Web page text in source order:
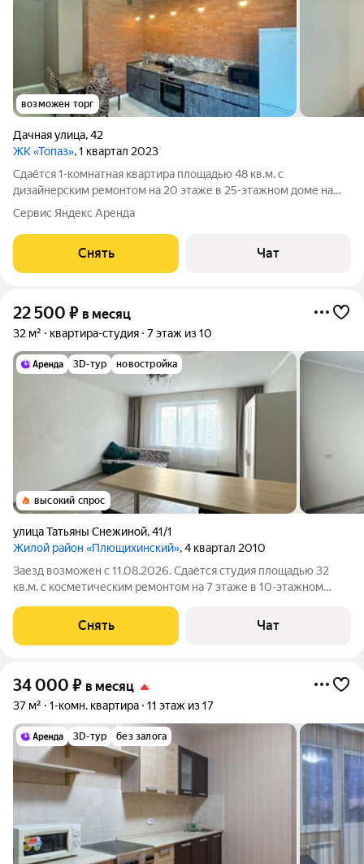
возможен торг
Дачная улица,42
ЖК «Топаз», 1 квартал 2023
Сдаётся 1-комнатная квартира площадью 48 кв.м. с
дизайнерским ремонтом на 20 этаже в 25-этажном доме на
срок от 11 месяцев. Из техники есть: Телевизор Духовой шкаф
Стиральная машина Холодильник Бойлер Микроволновка Дом
- кирпичный, окна выходят
Сервис Яндекс Аренда
Снять Чат
22 500 ₽ в месяц
32 м² квартира-студия 7 этаж из 10
3D-тур новостройка
высокий спрос
улица Татьяны Снежиной,41/1
Жилой район «Плющихинский», 4 квартал 2010
Заезд возможен с 11.08.2026. Сдаётся студия площадью 32
кв.м. с косметическим ремонтом на 7 этаже в 10-этажном
выходят на улицу. В
Снять Чат
34 000 ₽ в месяц
37 м² 1-комн. квартира 11 этаж из 17
3D-тур без залога